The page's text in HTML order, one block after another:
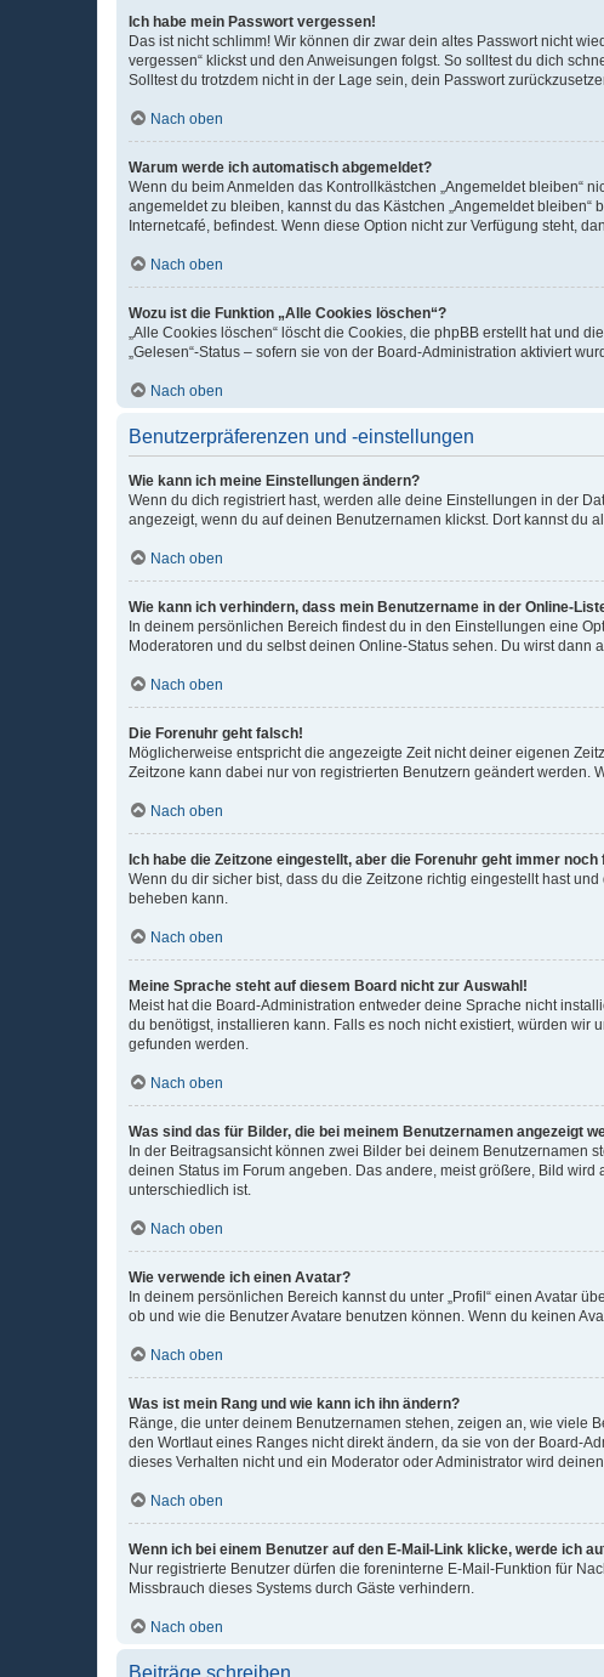
Ich habe mein Passwort vergessen!
Das ist nicht schlimm! Wir können dir zwar dein altes Passwort nicht
vergessen“ klickst und den Anweisungen folgst. So solltest du dich
Solltest du trotzdem nicht in der Lage sein, dein Passwort
Nach oben
Warum werde ich automatisch abgemeldet?
Wenn du beim Anmelden das Kontrollkästchen „Angemeldet bleiben“
angemeldet zu bleiben, kannst du das Kästchen „Angemeldet
Internetcafé, befindest. Wenn diese Option nicht zur Verfügung steht,
Nach oben
Wozu ist die Funktion „Alle Cookies löschen“?
„Alle Cookies löschen“ löscht die Cookies, die phpBB erstellt hat und
„Gelesen“-Status – sofern sie von der Board-Administration aktiviert
Nach oben
Benutzerpräferenzen und -einstellungen
Wie kann ich meine Einstellungen ändern?
Wenn du dich registriert hast, werden alle deine Einstellungen in der
angezeigt, wenn du auf deinen Benutzernamen klickst. Dort kannst du
Nach oben
Wie kann ich verhindern, dass mein Benutzername in der Online-
In deinem persönlichen Bereich findest du in den Einstellungen eine
Moderatoren und du selbst deinen Online-Status sehen. Du wirst dann
Nach oben
Die Forenuhr geht falsch!
Möglicherweise entspricht die angezeigte Zeit nicht deiner eigenen
Zeitzone kann dabei nur von registrierten Benutzern geändert werden.
Nach oben
Ich habe die Zeitzone eingestellt, aber die Forenuhr geht immer noch
Wenn du dir sicher bist, dass du die Zeitzone richtig eingestellt hast
beheben kann.
Nach oben
Meine Sprache steht auf diesem Board nicht zur Auswahl!
Meist hat die Board-Administration entweder deine Sprache nicht
du benötigst, installieren kann. Falls es noch nicht existiert, würden wir
gefunden werden.
Nach oben
Was sind das für Bilder, die bei meinem Benutzernamen angezeigt
In der Beitragsansicht können zwei Bilder bei deinem Benutzernamen
deinen Status im Forum angeben. Das andere, meist größere, Bild
unterschiedlich ist.
Nach oben
Wie verwende ich einen Avatar?
In deinem persönlichen Bereich kannst du unter „Profil“ einen Avatar
ob und wie die Benutzer Avatare benutzen können. Wenn du keinen
Nach oben
Was ist mein Rang und wie kann ich ihn ändern?
Ränge, die unter deinem Benutzernamen stehen, zeigen an, wie viele
den Wortlaut eines Ranges nicht direkt ändern, da sie von der Board-
dieses Verhalten nicht und ein Moderator oder Administrator wird
Nach oben
Wenn ich bei einem Benutzer auf den E-Mail-Link klicke, werde ich
Nur registrierte Benutzer dürfen die foreninterne E-Mail-Funktion für
Missbrauch dieses Systems durch Gäste verhindern.
Nach oben